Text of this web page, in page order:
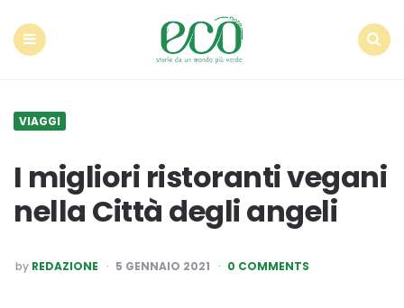
VIAGGI
I migliori ristoranti vegani
nella Città degli angeli
POSTED
BY
by REDAZIONE 5 GENNAIO 2021 0 COMMENTS